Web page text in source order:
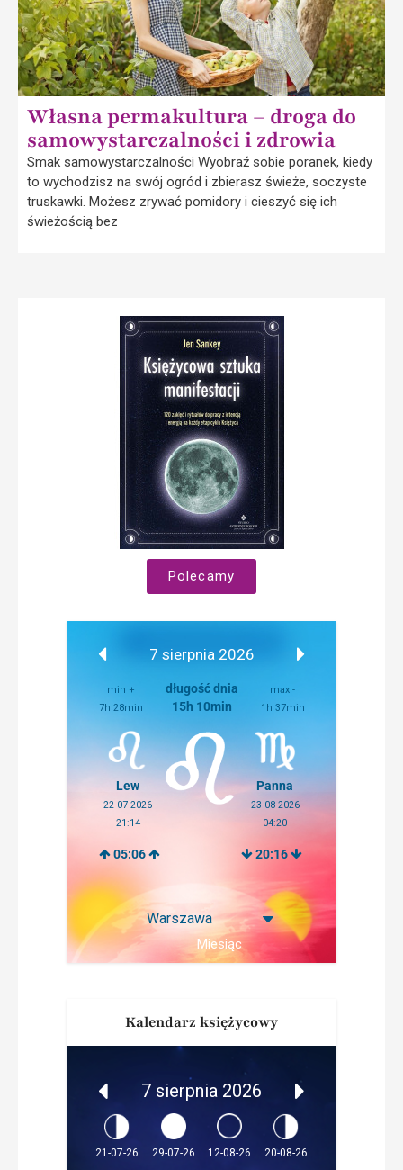
Własna permakultura – droga do
samowystarczalności i zdrowia
Smak samowystarczalności Wyobraź sobie poranek, kiedy
to wychodzisz na swój ogród i zbierasz świeże, soczyste
truskawki. Możesz zrywać pomidory i cieszyć się ich
świeżością bez
Polecamy
7 sierpnia 2026
min +
7h 28min
długość dnia
15h 10min
max -
1h 37min
Lew
22-07-2026
21:14
Panna
23-08-2026
04:20
05:06 20:16
Miesiąc
Kalendarz księżycowy
7 sierpnia 2026
21-07-26 29-07-26 12-08-26 20-08-26